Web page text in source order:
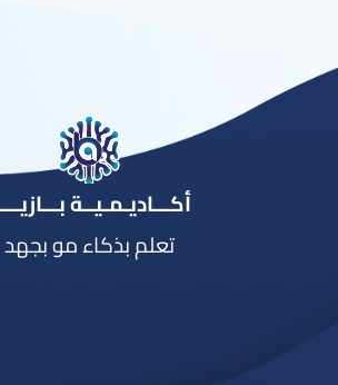
أكـــاديـمـيــة
تعلم بذكاء مو بجهد